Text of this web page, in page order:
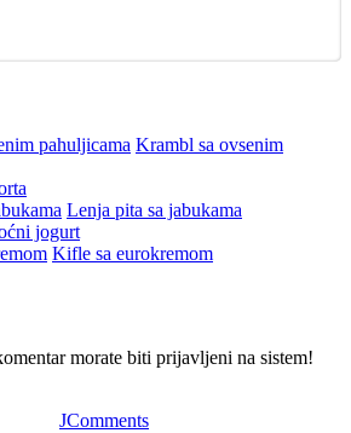
Krambl sa ovsenim
Lenja pita sa jabukama
jogurt
Kifle sa eurokremom
morate biti prijavljeni na sistem!
JComments